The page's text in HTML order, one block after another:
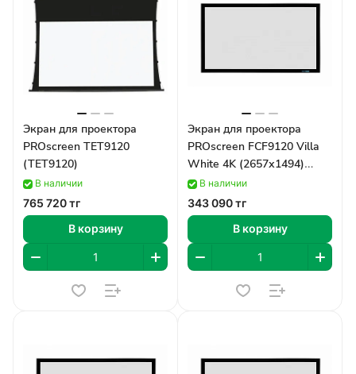
Экран для проектора
PROscreen TET9120
(TET9120)
В наличии
765 720 тг
В корзину
Экран для проектора
PROscreen FCF9120 Villa
White 4K (2657х1494)
(FCF9120)
В наличии
343 090 тг
В корзину